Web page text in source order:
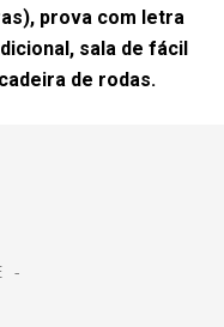
prova com letra
sala de fácil
de rodas.